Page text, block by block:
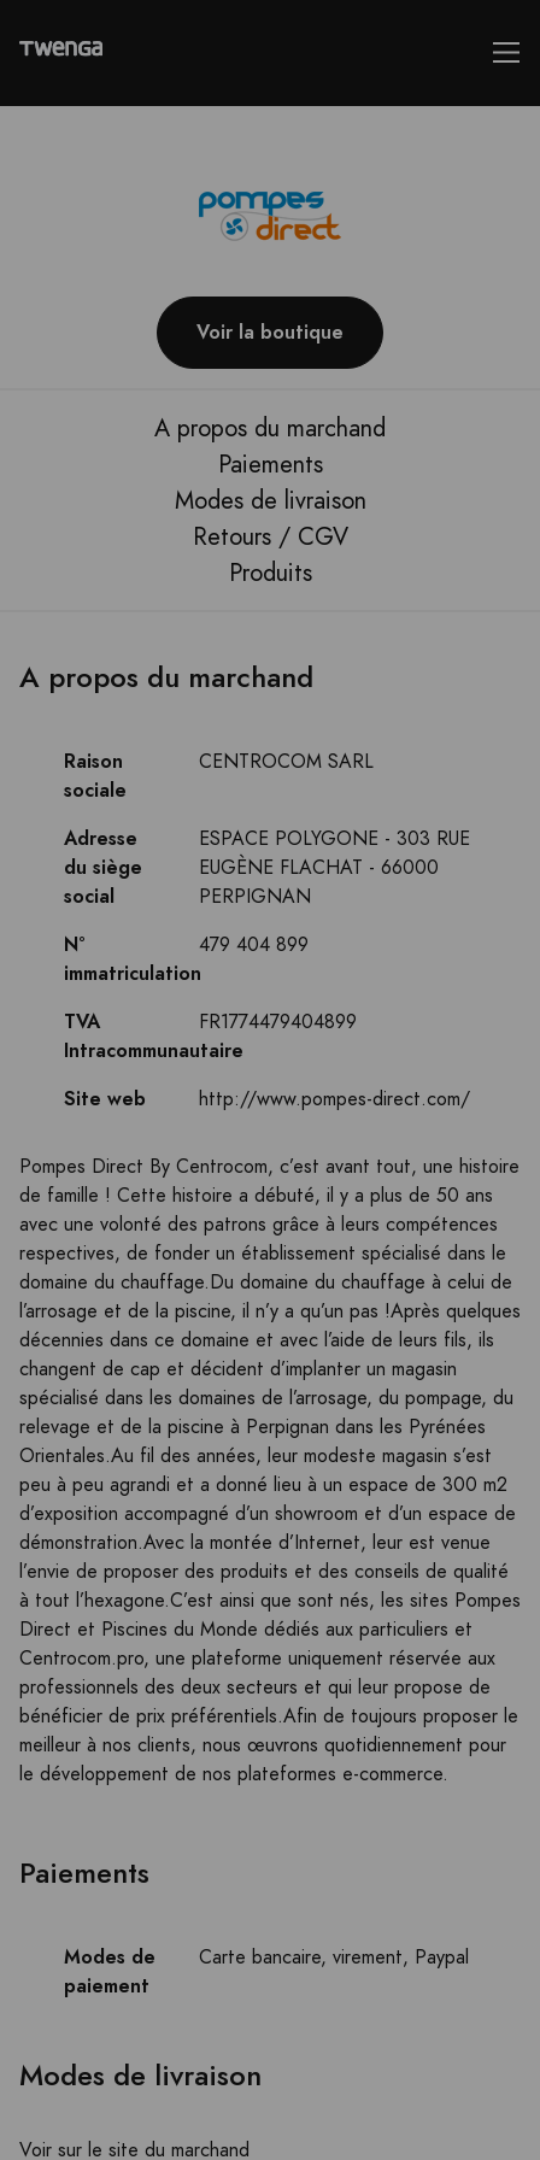
Voir la boutique
A propos du marchand
Paiements
Modes de livraison
Retours / CGV
Produits
A propos du marchand
Raison
sociale
CENTROCOM SARL
Adresse
du siège
social
ESPACE POLYGONE - 303 RUE
EUGÈNE FLACHAT - 66000
PERPIGNAN
N°
immatriculation
479 404 899
TVA
Intracommunautaire
FR1774479404899
Site web http://www.pompes-direct.com/
Pompes Direct By Centrocom, c’est avant tout, une histoire
de famille ! Cette histoire a débuté, il y a plus de 50 ans
avec une volonté des patrons grâce à leurs compétences
respectives, de fonder un établissement spécialisé dans le
domaine du chauffage.Du domaine du chauffage à celui de
l’arrosage et de la piscine, il n’y a qu’un pas !Après quelques
décennies dans ce domaine et avec l’aide de leurs fils, ils
changent de cap et décident d’implanter un magasin
spécialisé dans les domaines de l’arrosage, du pompage, du
relevage et de la piscine à Perpignan dans les Pyrénées
Orientales.Au fil des années, leur modeste magasin s’est
peu à peu agrandi et a donné lieu à un espace de 300 m2
d’exposition accompagné d’un showroom et d’un espace de
démonstration.Avec la montée d’Internet, leur est venue
l’envie de proposer des produits et des conseils de qualité
à tout l’hexagone.C’est ainsi que sont nés, les sites Pompes
Direct et Piscines du Monde dédiés aux particuliers et
Centrocom.pro, une plateforme uniquement réservée aux
professionnels des deux secteurs et qui leur propose de
bénéficier de prix préférentiels.Afin de toujours proposer le
meilleur à nos clients, nous œuvrons quotidiennement pour
le développement de nos plateformes e-commerce.
Paiements
Modes de
paiement
Carte bancaire, virement, Paypal
Modes de livraison
Voir sur le site du marchand